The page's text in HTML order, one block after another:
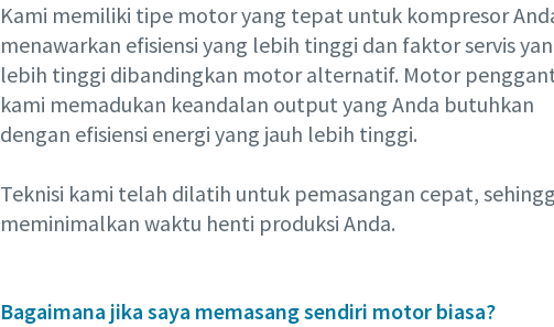
Kami memiliki tipe motor yang tepat untuk kompresor
menawarkan efisiensi yang lebih tinggi dan faktor servis
lebih tinggi dibandingkan motor alternatif. Motor
kami memadukan keandalan output yang Anda butuhkan
dengan efisiensi energi yang jauh lebih tinggi.
Teknisi kami telah dilatih untuk pemasangan cepat,
meminimalkan waktu henti produksi Anda.
Bagaimana jika saya memasang sendiri motor biasa?